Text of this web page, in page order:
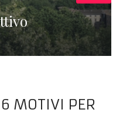
MOTIVI PER